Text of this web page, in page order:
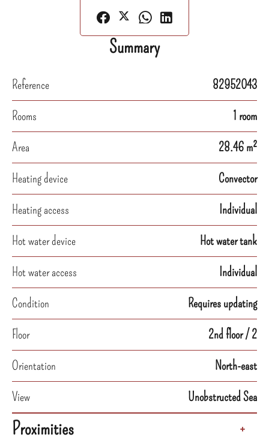
Summary
Reference
82952043
Rooms
1 room
Area
28.46 m²
Heating device
Convector
Heating access
Individual
Hot water device
Hot water tank
Hot water access
Individual
Condition
Requires updating
Floor
2nd floor / 2
Orientation
North-east
View
Unobstructed Sea
Proximities +